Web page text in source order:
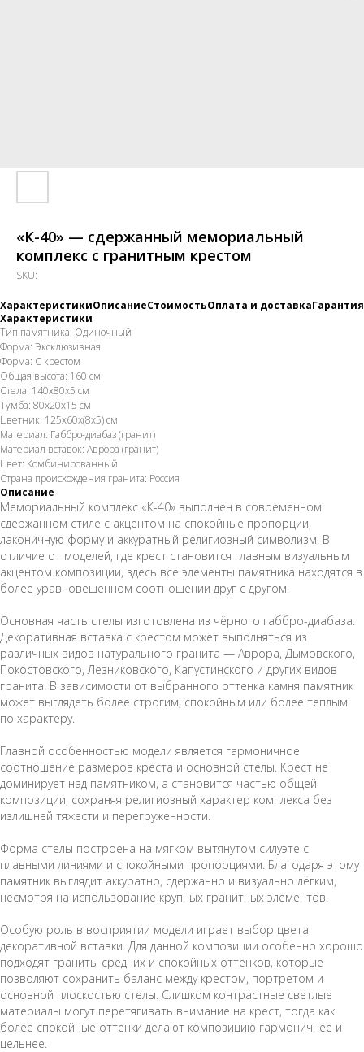
«К-40» — сдержанный мемориальный
комплекс с гранитным крестом
SKU:
ХарактеристикиОписаниеСтоимостьОплата и доставка
Характеристики
Тип памятника: Одиночный
Форма: Эксклюзивная
Форма: С крестом
Общая высота: 160 см
Стела: 140х80х5 см
Тумба: 80х20х15 см
Цветник: 125х60х(8х5) см
Материал: Габбро-диабаз (гранит)
Материал вставок: Аврора (гранит)
Цвет: Комбинированный
Страна происхождения гранита: Россия
Описание
Мемориальный комплекс «К-40» выполнен в современном
сдержанном стиле с акцентом на спокойные пропорции,
лаконичную форму и аккуратный религиозный символизм. В
отличие от моделей, где крест становится главным визуальным
акцентом композиции, здесь все элементы памятника находятся в
более уравновешенном соотношении друг с другом.
Основная часть стелы изготовлена из чёрного габбро-диабаза.
Декоративная вставка с крестом может выполняться из
различных видов натурального гранита — Аврора, Дымовского,
Покостовского, Лезниковского, Капустинского и других видов
гранита. В зависимости от выбранного оттенка камня памятник
может выглядеть более строгим, спокойным или более тёплым
по характеру.
Главной особенностью модели является гармоничное
соотношение размеров креста и основной стелы. Крест не
доминирует над памятником, а становится частью общей
композиции, сохраняя религиозный характер комплекса без
излишней тяжести и перегруженности.
Форма стелы построена на мягком вытянутом силуэте с
плавными линиями и спокойными пропорциями. Благодаря этому
памятник выглядит аккуратно, сдержанно и визуально лёгким,
несмотря на использование крупных гранитных элементов.
Особую роль в восприятии модели играет выбор цвета
декоративной вставки. Для данной композиции особенно хорошо
подходят граниты средних и спокойных оттенков, которые
позволяют сохранить баланс между крестом, портретом и
основной плоскостью стелы. Слишком контрастные светлые
материалы могут перетягивать внимание на крест, тогда как
более спокойные оттенки делают композицию гармоничнее и
цельнее.